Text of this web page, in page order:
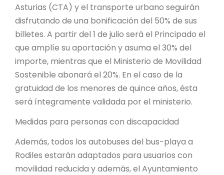
Asturias (CTA) y el transporte urbano seguirán
disfrutando de una bonificación del 50% de sus
billetes. A partir del 1 de julio será el Principado el
que amplíe su aportación y asuma el 30% del
importe, mientras que el Ministerio de Movilidad
Sostenible abonará el 20%. En el caso de la
gratuidad de los menores de quince años, ésta
será íntegramente validada por el ministerio.
Medidas para personas con discapacidad
Además, todos los autobuses del bus-playa a
Rodiles estarán adaptados para usuarios con
movilidad reducida y además, el Ayuntamiento